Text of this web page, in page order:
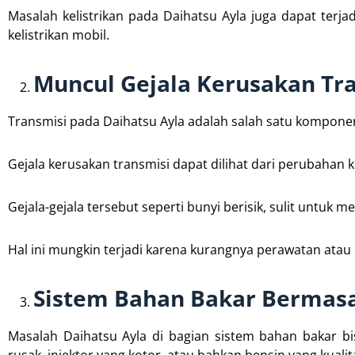
Masalah kelistrikan pada Daihatsu Ayla juga dapat
kelistrikan mobil.
Muncul Gejala Kerusakan
Transmisi pada Daihatsu Ayla adalah salah satu
Gejala kerusakan transmisi dapat dilihat dari perubahan
Gejala-gejala tersebut seperti bunyi berisik, sulit untuk
Hal ini mungkin terjadi karena kurangnya perawatan
Sistem Bahan Bakar
Masalah Daihatsu Ayla di bagian sistem bahan bakar